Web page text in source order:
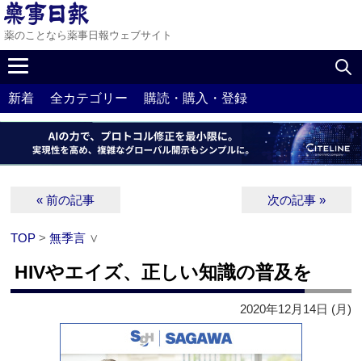
薬のことなら薬事日報ウェブサイト
新着 全カテゴリー 購読・購入・登録
« 前の記事 次の記事 »
TOP >無季言 ∨
HIVやエイズ、正しい知識の普及を
2020年12月14日 (月)